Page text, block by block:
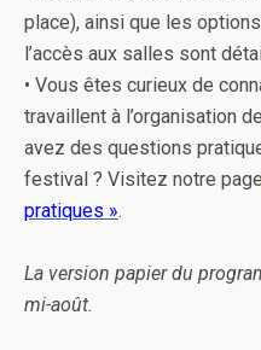
place), ainsi que les
l’accès aux salles sont
• Vous êtes curieux de
travaillent à l’organisation
avez des questions
festival ? Visitez notre page
pratiques ».
La version papier du
mi-août.